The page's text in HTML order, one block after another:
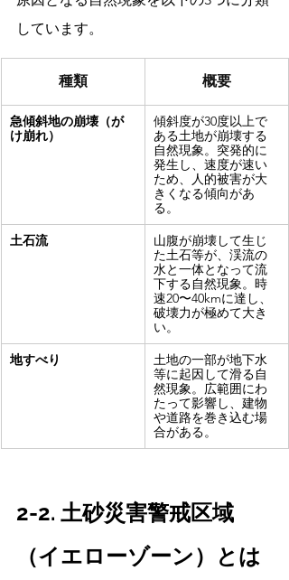
しています。
種類 概要
急傾斜地の崩壊（が
け崩れ）
傾斜度が30度以上で
ある土地が崩壊する
自然現象。突発的に
発生し、速度が速い
ため、人的被害が大
きくなる傾向があ
る。
土石流
山腹が崩壊して生じ
た土石等が、渓流の
水と一体となって流
下する自然現象。時
速20〜40kmに達し、
破壊力が極めて大き
い。
地すべり
土地の一部が地下水
等に起因して滑る自
然現象。広範囲にわ
たって影響し、建物
や道路を巻き込む場
合がある。
2-2. 土砂災害警戒区域
（イエローゾーン）とは